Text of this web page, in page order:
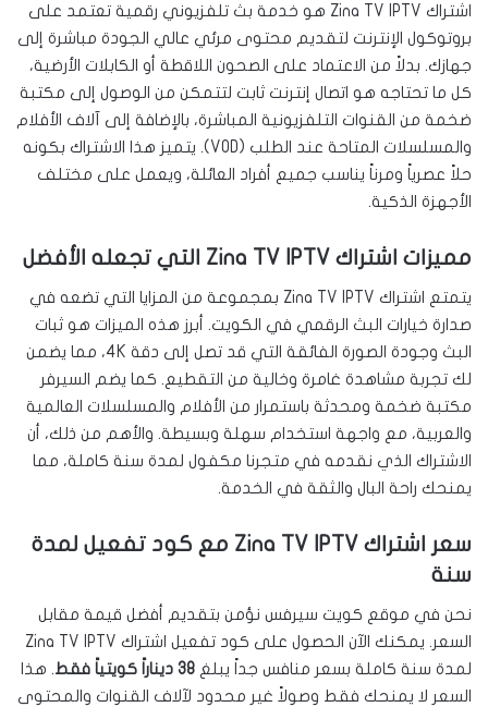
اشتراك Zina TV IPTV هو خدمة بث تلفزيوني رقمية تعتمد على
بروتوكول الإنترنت لتقديم محتوى مرئي عالي الجودة مباشرة إلى
جهازك. بدلاً من الاعتماد على الصحون اللاقطة أو الكابلات الأرضية،
كل ما تحتاجه هو اتصال إنترنت ثابت لتتمكن من الوصول إلى مكتبة
ضخمة من القنوات التلفزيونية المباشرة، بالإضافة إلى آلاف الأفلام
والمسلسلات المتاحة عند الطلب (VOD). يتميز هذا الاشتراك بكونه
حلاً عصرياً ومرناً يناسب جميع أفراد العائلة، ويعمل على مختلف
الأجهزة الذكية.
مميزات اشتراك Zina TV IPTV التي تجعله الأفضل
يتمتع اشتراك Zina TV IPTV بمجموعة من المزايا التي تضعه في
صدارة خيارات البث الرقمي في الكويت. أبرز هذه الميزات هو ثبات
البث وجودة الصورة الفائقة التي قد تصل إلى دقة 4K، مما يضمن
لك تجربة مشاهدة غامرة وخالية من التقطيع. كما يضم السيرفر
مكتبة ضخمة ومحدثة باستمرار من الأفلام والمسلسلات العالمية
والعربية، مع واجهة استخدام سهلة وبسيطة. والأهم من ذلك، أن
الاشتراك الذي نقدمه في متجرنا مكفول لمدة سنة كاملة، مما
يمنحك راحة البال والثقة في الخدمة.
سعر اشتراك Zina TV IPTV مع كود تفعيل لمدة
سنة
نحن في موقع كويت سيرفس نؤمن بتقديم أفضل قيمة مقابل
السعر. يمكنك الآن الحصول على كود تفعيل اشتراك Zina TV IPTV
لمدة سنة كاملة بسعر منافس جداً يبلغ 38 ديناراً كويتياً فقط
. هذا
السعر لا يمنحك فقط وصولاً غير محدود لآلاف القنوات والمحتوى